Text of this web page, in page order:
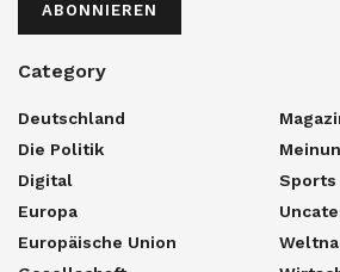
ABONNIEREN
Category
Deutschland
Die Politik
Digital
Europa
Europäische Union
Sports